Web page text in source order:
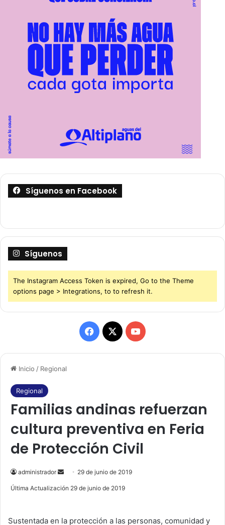
Inicio / Regional
Regional
Familias andinas refuerzan
cultura preventiva en Feria
de Protección Civil
administrador
e
a
29 de junio de 2019
Última Actualización 29 de junio de 2019
Sustentada en la protección a las personas, comunidad y
Síguenos en Facebook
Síguenos
The Instagram Access Token is expired, Go to the Theme
options page > Integrations, to to refresh it.
F
a
b
o
o
k
X
Y
o
u
b
e